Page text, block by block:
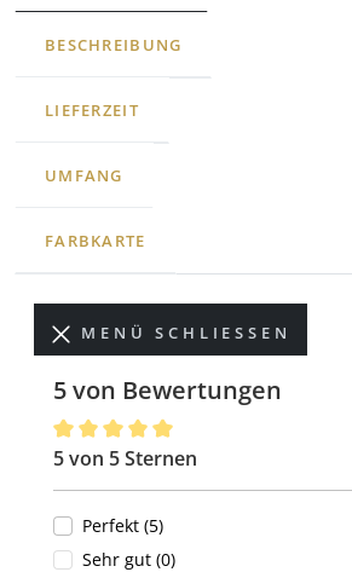
BESCHREIBUNG
LIEFERZEIT
UMFANG
FARBKARTE
MENÜ SCHLIESSEN
5 von Bewertungen
Durchschnittliche Bewertung
5 von 5 Sternen
Perfekt (5)
Sehr gut (0)